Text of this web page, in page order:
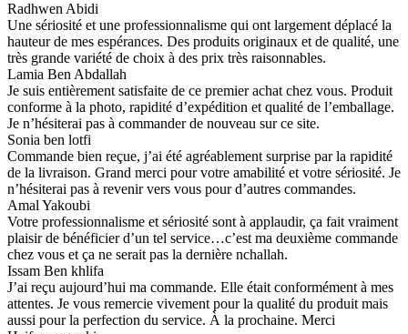
Radhwen Abidi
Une sériosité et une professionnalisme qui ont largement déplacé la
hauteur de mes espérances. Des produits originaux et de qualité, une
très grande variété de choix à des prix très raisonnables.
Lamia Ben Abdallah
Je suis entièrement satisfaite de ce premier achat chez vous. Produit
conforme à la photo, rapidité d’expédition et qualité de l’emballage.
Je n’hésiterai pas à commander de nouveau sur ce site.
Sonia ben lotfi
Commande bien reçue, j’ai été agréablement surprise par la rapidité
de la livraison. Grand merci pour votre amabilité et votre sériosité. Je
n’hésiterai pas à revenir vers vous pour d’autres commandes.
Amal Yakoubi
Votre professionnalisme et sériosité sont à applaudir, ça fait vraiment
plaisir de bénéficier d’un tel service…c’est ma deuxième commande
chez vous et ça ne serait pas la dernière nchallah.
Issam Ben khlifa
J’ai reçu aujourd’hui ma commande. Elle était conformément à mes
attentes. Je vous remercie vivement pour la qualité du produit mais
aussi pour la perfection du service. À la prochaine. Merci